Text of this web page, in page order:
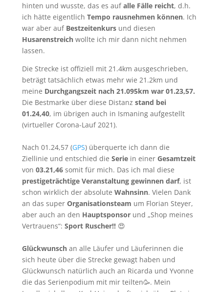
hinten und wusste, das es aufalle Fälle reicht, d.h.
ich hätte eigentlich Tempo rausnehmen können. Ich
war aber auf Bestzeitenkurs und diesen
Husarenstreich wollte ich mir dann nicht nehmen
lassen.
Die Strecke ist offiziell mit 21.4km ausgeschrieben,
beträgt tatsächlich etwas mehr wie 21.2km und
meine Durchgangszeit nach 21.095km war 01.23,57.
Die Bestmarke über diese Distanz stand bei
01.24,40, im übrigen auch in Ismaning aufgestellt
(virtueller Corona-Lauf 2021).
Nach 01.24,57 (GPS) überquerte ich dann die
Ziellinie und entschied die Serie in einer Gesamtzeit
von 03.21,46somit für mich. Das ich mal diese
prestigeträchtige Veranstaltung gewinnen darf, ist
schon wirklich der absolute Wahnsinn. Vielen Dank
an das super Organisationsteam um Florian Steyer,
aber auch an den Hauptsponsor und „Shop meines
Vertrauens“: Sport Ruscher!! 😍
Glückwunsch an alle Läufer und Läuferinnen die
sich heute über die Strecke gewagt haben und
Glückwunsch natürlich auch an Ricarda und Yvonne
die das Serienpodium mit mir teilten🥳. Mein